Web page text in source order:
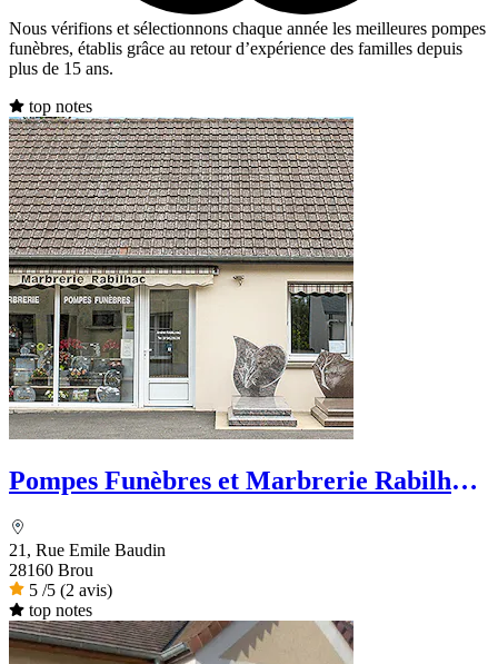
Nous vérifions et sélectionnons chaque année les meilleures pompes
funèbres, établis grâce au retour d’expérience des familles depuis
plus de 15 ans.
top notes
Pompes Funèbres et Marbrerie Rabilhac
21, Rue Emile Baudin
28160 Brou
5 /5 (2 avis)
top notes